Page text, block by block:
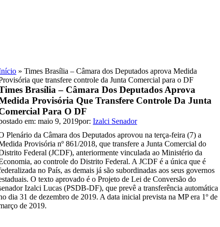
»Times Brasília – Câmara dos Deputados aprova Medida
que transfere controle da Junta Comercial para o DF
Brasília – Câmara Dos Deputados Aprova
Provisória Que Transfere Controle Da Junta
Para O DF
em: maio 9, 2019por:Izalci Senador
Plenário da Câmara dos Deputados aprovou na terça-feira (7) a
Provisória nº 861/2018, que transfere a Junta Comercial do
Federal (JCDF), anteriormente vinculada ao Ministério da
ao controle do Distrito Federal. A JCDF é a única que é
no País, as demais já são subordinadas aos seus governos
O texto aprovado é o Projeto de Lei de Conversão do
Izalci Lucas (PSDB-DF), que prevê a transferência automática
dia 31 de dezembro de 2019. A data inicial prevista na MP era 1º de
de 2019.